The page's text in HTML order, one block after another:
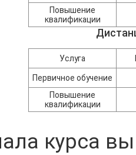
Повышение
квалификации
Услуга
Первичное обучение
Повышение
квалификации
курса